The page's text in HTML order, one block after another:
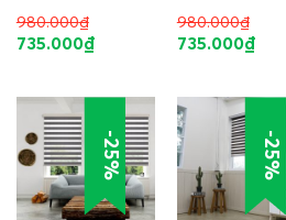
980.000₫
735.000₫
980.000₫
735.000₫
-25% -25%